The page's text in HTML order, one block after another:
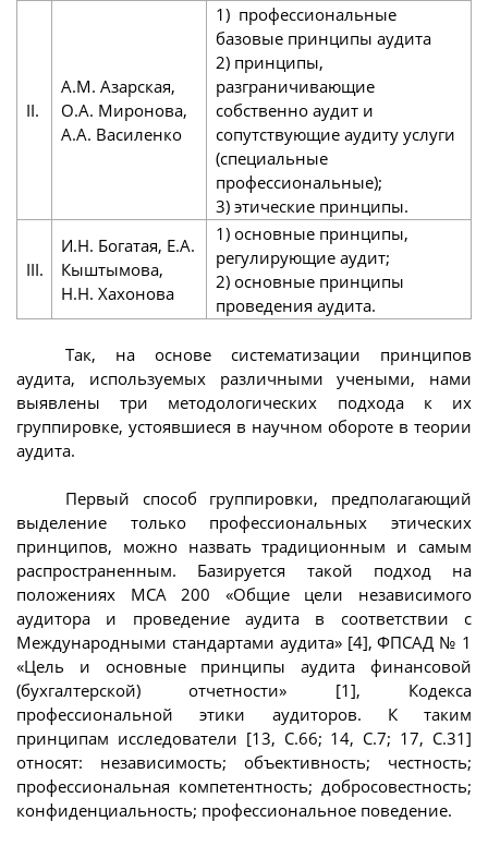
II.
А.М. Азарская,
О.А. Миронова,
А.А. Василенко
1) профессиональные
базовые принципы аудита
2) принципы,
разграничивающие
собственно аудит и
сопутствующие аудиту услуги
(специальные
профессиональные);
3) этические принципы.
III.
И.Н. Богатая, Е.А.
Кыштымова,
Н.Н. Хахонова
1) основные принципы,
регулирующие аудит;
2) основные принципы
проведения аудита.
Так, на основе систематизации принципов
аудита, используемых различными учеными, нами
выявлены три методологических подхода к их
группировке, устоявшиеся в научном обороте в теории
аудита.
Первый способ группировки, предполагающий
выделение только профессиональных этических
принципов, можно назвать традиционным и самым
распространенным. Базируется такой подход на
положениях МСА 200 «Общие цели независимого
аудитора и проведение аудита в соответствии с
Международными стандартами аудита» [4], ФПСАД № 1
«Цель и основные принципы аудита финансовой
(бухгалтерской) отчетности» [1], Кодекса
профессиональной этики аудиторов. К таким
принципам исследователи [13, С.66; 14, С.7; 17, С.31]
относят: независимость; объективность; честность;
профессиональная компетентность; добросовестность;
конфиденциальность; профессиональное поведение.